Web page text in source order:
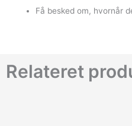
Få besked om, hvornår
Relateret